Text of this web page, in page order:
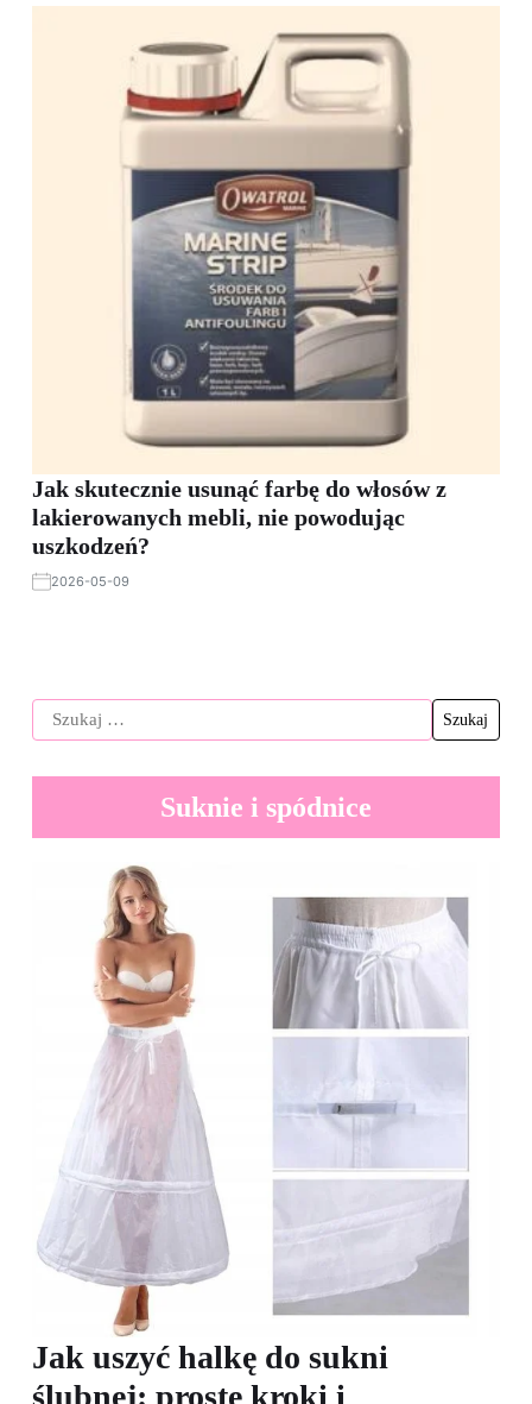
Jak skutecznie usunąć farbę do włosów z
lakierowanych mebli, nie powodując
uszkodzeń?
2026-05-09
Suknie i spódnice
Jak uszyć halkę do sukni